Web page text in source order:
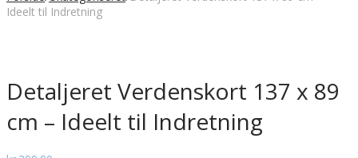
Ideelt til Indretning
Detaljeret Verdenskort 137 x 89
cm – Ideelt til Indretning